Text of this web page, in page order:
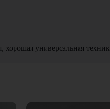
хорошая универсальная